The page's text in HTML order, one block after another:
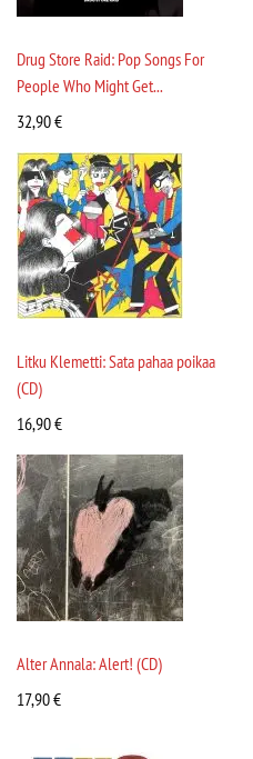
Drug Store Raid: Pop Songs For
People Who Might Get...
32,90€
Litku Klemetti: Sata pahaa poikaa
(CD)
16,90€
Alter Annala: Alert! (CD)
17,90€